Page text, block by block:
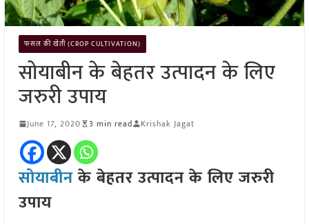
फसल की खेती (CROP CULTIVATION)
सोयाबीन के बेहतर उत्पादन के लिए
जरुरी उपाय
June 17, 2020 3 min read Krishak Jagat
सोयाबीनके बेहतर उत्पादन के लिए जरुरी
उपाय